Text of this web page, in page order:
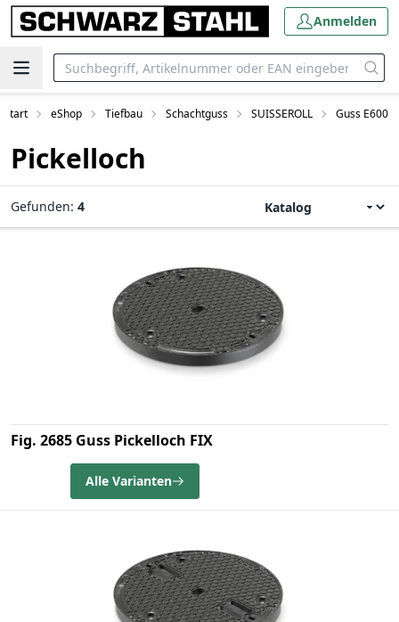
Anmelden
Start eShop Tiefbau Schachtguss SUISSEROLL Guss E600
Pickelloch
Gefunden: 4
Fig. 2685 Guss Pickelloch FIX
Alle Varianten